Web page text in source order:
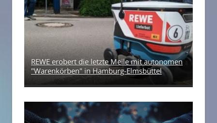
REWE erobert die letzte Meile mit autonomen
"Warenkörben" in Hamburg-Elmsbüttel